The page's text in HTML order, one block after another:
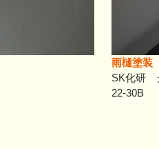
雨樋塗装
SK化研
22-30B